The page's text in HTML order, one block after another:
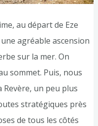
au départ de Eze
agréable ascension
sur la mer. On
sommet. Puis, nous
un peu plus
stratégiques près
de tous les côtés